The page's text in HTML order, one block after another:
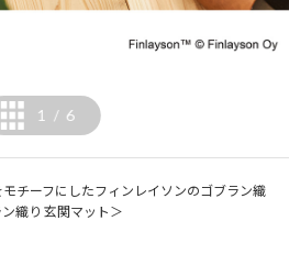
1 / 6
モチーフにしたフィンレイソンのゴブラン織
織り 玄関マット＞